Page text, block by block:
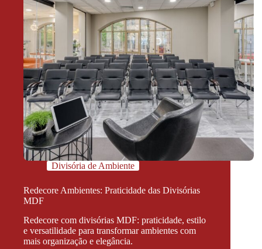
Divisória de Ambiente
Redecore Ambientes: Praticidade das Divisórias
MDF
Redecore com divisórias MDF: praticidade, estilo
e versatilidade para transformar ambientes com
mais organização e elegância.